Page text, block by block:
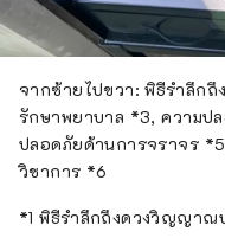
จากซ้ายไปขวา: พิธีรำลึก
รักษาพยาบาล *3, ความป
ปลอดภัยด้านการจราจร
วิชาการ *6
*1 พิธีรำลึกถึงดวงวิญญาณ